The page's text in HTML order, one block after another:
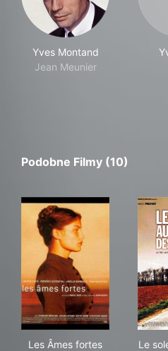
Yves Montand
Jean Meunier
Podobne Filmy (10)
Les Âmes fortes
Le